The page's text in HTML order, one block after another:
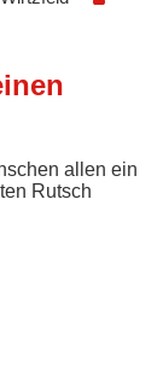
allen ein
Rutsch